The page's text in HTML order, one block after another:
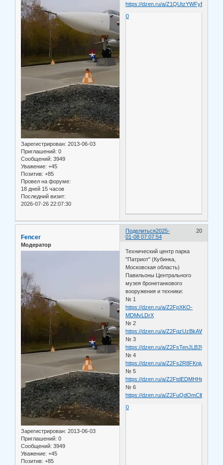
Зарегистрирован: 2013-06-03
Приглашений: 0
Сообщений: 3949
Уважение: +45
Позитив: +85
Провел на форуме:
18 дней 15 часов
Последний визит:
2026-07-26 22:07:30
https://dzen.ru/a/Z1QUtzYWFyEYhcD4
0
Поделиться 20
2025-
01-08 07:07:54
Fencer
Модератор
Зарегистрирован: 2013-06-03
Приглашений: 0
Сообщений: 3949
Уважение: +45
Позитив: +85
Технический центр парка
"Патриот" (Кубинка,
Московская область)
Павильоны Центрального
музея бронетанкового
вооружения и техники:
№ 1
https://dzen.ru/a/Z2FpXKO-
MDMvLDrX
№ 2
https://dzen.ru/a/Z2FqzUzBkAWbs96p
№ 3
https://dzen.ru/a/Z2FsTenJLB3VqbGa
№ 4
https://dzen.ru/a/Z2Fs2R8FKnjuOKgp
№ 5
https://dzen.ru/a/Z2FtdEDMHHp6U8pw
№ 6
https://dzen.ru/a/Z2FuQdOmClbKtcg_
0